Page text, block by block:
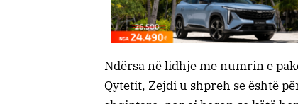
Ndërsa në lidhje me numrin e
Qytetit, Zejdi u shpreh se është